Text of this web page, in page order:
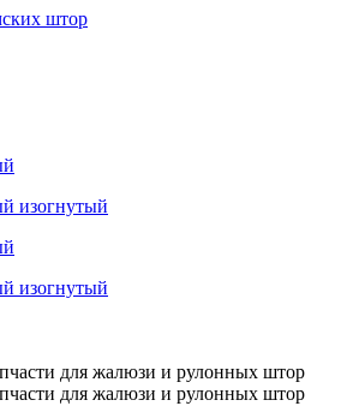
штор
изогнутый
изогнутый
для жалюзи и рулонных штор
для жалюзи и рулонных штор